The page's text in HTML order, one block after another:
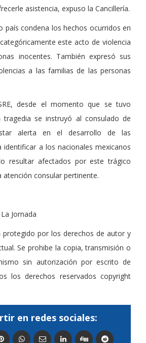
asistencia, expuso la Cancillería.
país condena los hechos ocurridos en
este acto de violencia
inocentes. También expresó sus
a las familias de las personas
desde el momento que se tuvo
se instruyó al consulado de
alerta en el desarrollo de las
identificar a los nacionales mexicanos
resultar afectados por este trágico
atención consular pertinente.
Jornada
protegido por los derechos de autor y
Se prohibe la copia, transmisión o
sin autorización por escrito de
los derechos reservados copyright
en redes sociales: